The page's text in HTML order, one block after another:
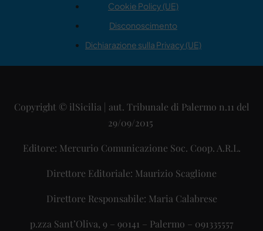
Cookie Policy (UE)
Disconoscimento
Dichiarazione sulla Privacy (UE)
Copyright © ilSicilia | aut. Tribunale di Palermo n.11 del
29/09/2015
Editore: Mercurio Comunicazione Soc. Coop. A.R.L.
Direttore Editoriale: Maurizio Scaglione
Direttore Responsabile: Maria Calabrese
p.zza Sant’Oliva, 9 – 90141 – Palermo – 091335557